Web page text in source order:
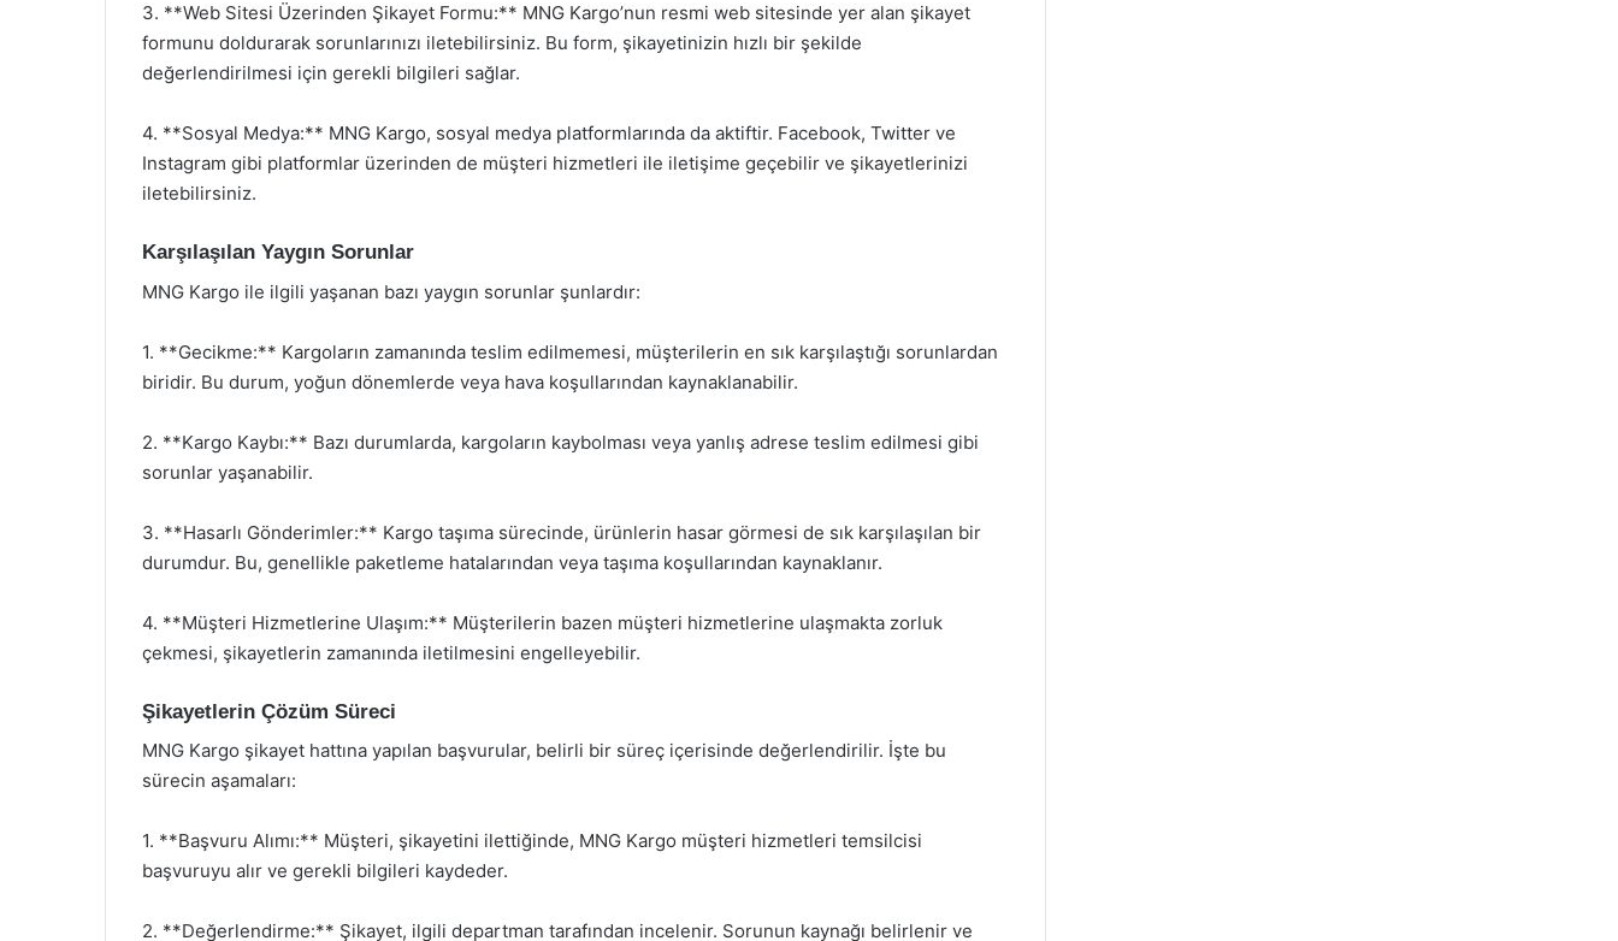
3. **Web Sitesi Üzerinden Şikayet Formu:** MNG Kargo’nun resmi web sitesinde yer alan şikayet
formunu doldurarak sorunlarınızı iletebilirsiniz. Bu form, şikayetinizin hızlı bir şekilde
değerlendirilmesi için gerekli bilgileri sağlar.
4. **Sosyal Medya:** MNG Kargo, sosyal medya platformlarında da aktiftir. Facebook, Twitter ve
Instagram gibi platformlar üzerinden de müşteri hizmetleri ile iletişime geçebilir ve şikayetlerinizi
iletebilirsiniz.
Karşılaşılan Yaygın Sorunlar
MNG Kargo ile ilgili yaşanan bazı yaygın sorunlar şunlardır:
1. **Gecikme:** Kargoların zamanında teslim edilmemesi, müşterilerin en sık karşılaştığı sorunlardan
biridir. Bu durum, yoğun dönemlerde veya hava koşullarından kaynaklanabilir.
2. **Kargo Kaybı:** Bazı durumlarda, kargoların kaybolması veya yanlış adrese teslim edilmesi gibi
sorunlar yaşanabilir.
3. **Hasarlı Gönderimler:** Kargo taşıma sürecinde, ürünlerin hasar görmesi de sık karşılaşılan bir
durumdur. Bu, genellikle paketleme hatalarından veya taşıma koşullarından kaynaklanır.
4. **Müşteri Hizmetlerine Ulaşım:** Müşterilerin bazen müşteri hizmetlerine ulaşmakta zorluk
çekmesi, şikayetlerin zamanında iletilmesini engelleyebilir.
Şikayetlerin Çözüm Süreci
MNG Kargo şikayet hattına yapılan başvurular, belirli bir süreç içerisinde değerlendirilir. İşte bu
sürecin aşamaları:
1. **Başvuru Alımı:** Müşteri, şikayetini ilettiğinde, MNG Kargo müşteri hizmetleri temsilcisi
başvuruyu alır ve gerekli bilgileri kaydeder.
2. **Değerlendirme:** Şikayet, ilgili departman tarafından incelenir. Sorunun kaynağı belirlenir ve